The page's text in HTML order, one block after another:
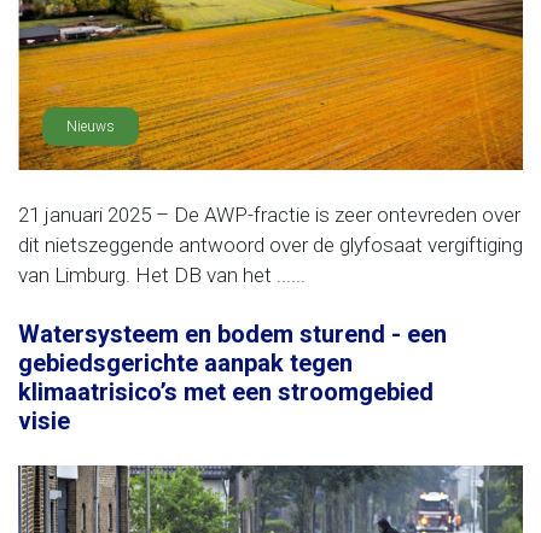
Nieuws
21 januari 2025 – De AWP-fractie is zeer ontevreden over
dit nietszeggende antwoord over de glyfosaat vergiftiging
van Limburg. Het DB van het ......
Watersysteem en bodem sturend - een
gebiedsgerichte aanpak tegen
klimaatrisico’s met een stroomgebied
visie